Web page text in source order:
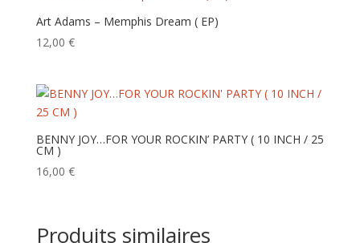
Art Adams – Memphis Dream ( EP)
12,00 €
BENNY JOY…FOR YOUR ROCKIN’ PARTY ( 10 INCH / 25
CM )
16,00 €
Produits similaires